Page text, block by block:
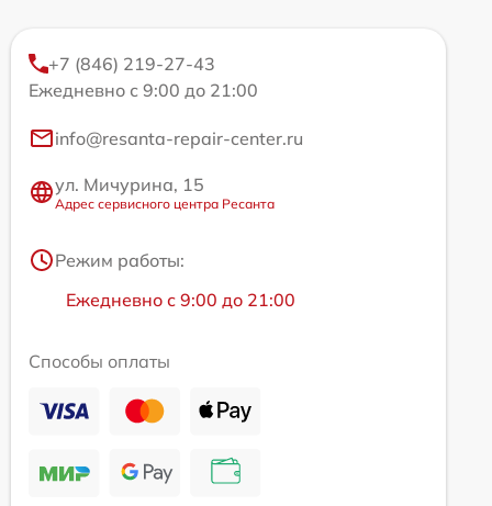
+7 (846) 219-27-43
Ежедневно с 9:00 до 21:00
info@resanta-repair-center.ru
ул. Мичурина, 15
Адрес сервисного центра Ресанта
Режим работы:
Ежедневно с 9:00 до 21:00
Способы оплаты